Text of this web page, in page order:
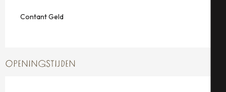
Contant Geld
OPENINGSTIJDEN